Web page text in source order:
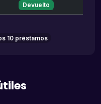
Devuelto
10 préstamos